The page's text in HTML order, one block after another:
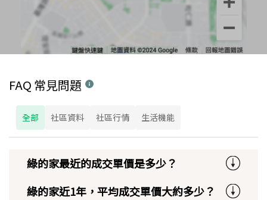
FAQ 常見問題
全部 社區資料 社區行情 生活機能
綠的家最近的成交單價是多少？
綠的家近1年，平均成交單價大約多少？